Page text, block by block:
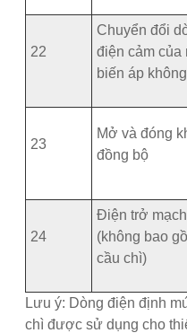
22
Chuyển đổi
điện cảm của
biến áp
23
Mở và đóng
đồng bộ
24
Điện trở
(không bao
cầu chì)
Lưu ý: Dòng điện định
chì được sử dụng cho